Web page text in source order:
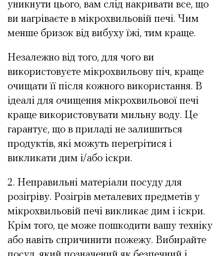
уникнути цього, вам слід накривати все, що
ви нагріваєте в мікрохвильовій печі. Чим
менше бризок від вибуху їжі, тим краще.
Незалежно від того, для чого ви
використовуєте мікрохвильову піч, краще
очищати її після кожного використання. В
ідеалі для очищення мікрохвильової печі
краще використовувати мильну воду. Це
гарантує, що в приладі не залишиться
продуктів, які можуть перегрітися і
викликати дим і/або іскри.
2. Неправильні матеріали посуду для
розігріву. Розігрів металевих предметів у
мікрохвильовій печі викликає дим і іскри.
Крім того, це може пошкодити вашу техніку
або навіть спричинити пожежу. Вибирайте